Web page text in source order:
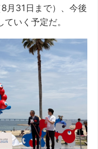
月31日まで）、今後
いく予定だ。